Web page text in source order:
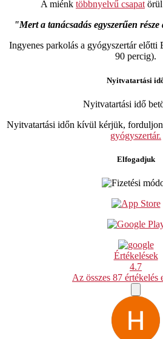
A miénk többnyelvű csapat
Mert a tanácsadás egyszerűen
Ingyenes parkolás a gyógyszertár
90 percig).
Nyitvatartási
Nyitvatartási idő
Nyitvatartási időn kívül kérjük,
gyógyszertár.
Elfogadjuk
Értékelések
4.7
Az összes 87 értékelés